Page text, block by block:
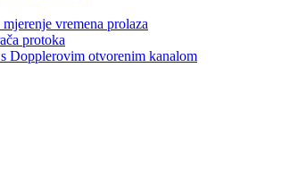
vremena prolaza
protoka
Dopplerovim otvorenim kanalom